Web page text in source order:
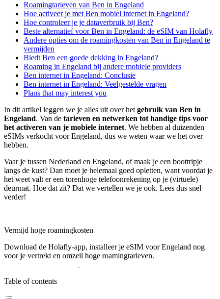
Roamingtarieven van Ben in Engeland
Hoe activeer je met Ben mobiel internet in Engeland?
Hoe controleer je je dataverbruik bij Ben?
Beste alternatief voor Ben in Engeland: de eSIM van Holafly
Andere opties om de roamingkosten van Ben in Engeland te
vermijden
Biedt Ben een goede dekking in Engeland?
Roaming in Engeland bij andere mobiele providers
Ben internet in Engeland: Conclusie
Ben internet in Engeland: Veelgestelde vragen
Plans that may interest you
In dit artikel leggen we je alles uit over het gebruik van Ben in
Engeland. Van de tarieven en netwerken tot handige tips voor
het activeren van je mobiele internet. We hebben al duizenden
eSIMs verkocht voor Engeland, dus we weten waar we het over
hebben.
Vaar je tussen Nederland en Engeland, of maak je een boottripje
langs de kust? Dan moet je helemaal goed opletten, want voordat je
het weet valt er een torenhoge telefoonrekening op je (virtuele)
deurmat. Hoe dat zit? Dat we vertellen we je ook. Lees dus snel
verder!
Vermijd hoge roamingkosten
Download de Holafly-app, installeer je eSIM voor Engeland nog
voor je vertrekt en omzeil hoge roamingtarieven.
Table of contents